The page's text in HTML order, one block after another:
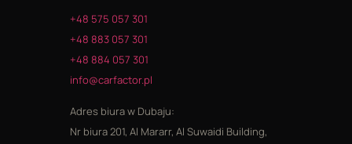
+48 575 057 301
+48 883 057 301
+48 884 057 301
info@carfactor.pl
Adres biura w Dubaju:
Nr biura 201, Al Mararr, Al Suwaidi Building,